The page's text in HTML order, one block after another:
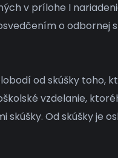
v prílohe I
o odbornej
od skúšky toho,
vzdelanie,
Od skúšky je